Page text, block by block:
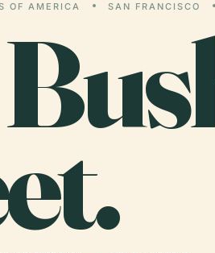
OF AMERICA SAN FRANCISCO